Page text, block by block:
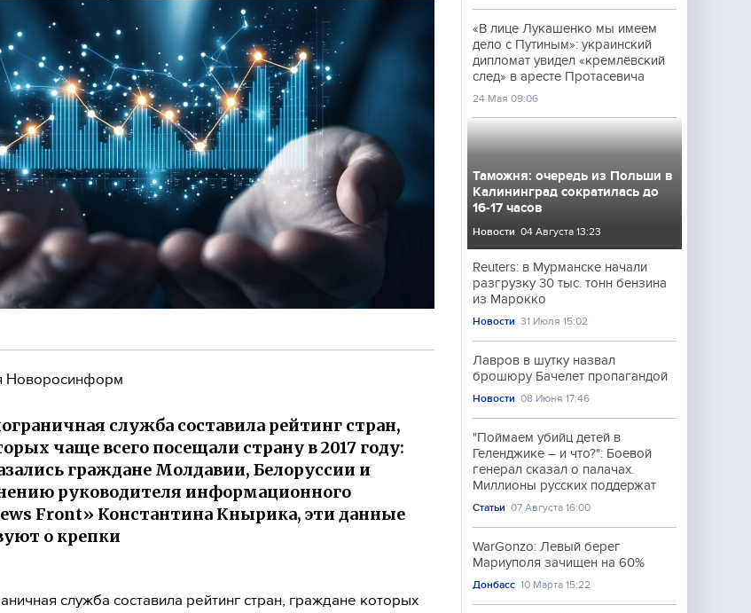
Новоросинформ
служба составила рейтинг стран,
чаще всего посещали страну в 2017 году:
граждане Молдавии, Белоруссии и
руководителя информационного
Front» Константина Кнырика, эти данные
о крепки
служба составила рейтинг стран, граждане которых
«В лице Лукашенко мы имеем
дело с Путиным»: украинский
дипломат увидел «кремлёвский
след» в аресте Протасевича
24 Мая 09:06
Таможня: очередь из Польши в
Калининград сократилась до
16-17 часов
Новости 04 Августа 13:23
Reuters: в Мурманске начали
разгрузку 30 тыс. тонн бензина
из Марокко
Новости 31 Июля 15:02
Лавров в шутку назвал
брошюру Бачелет пропагандой
Новости 08 Июня 17:46
"Поймаем убийц детей в
Геленджике – и что?": Боевой
генерал сказал о палачах.
Миллионы русских поддержат
Статьи 07 Августа 16:00
WarGonzo: Левый берег
Мариуполя зачищен на 60%
Донбасс 10 Марта 15:22